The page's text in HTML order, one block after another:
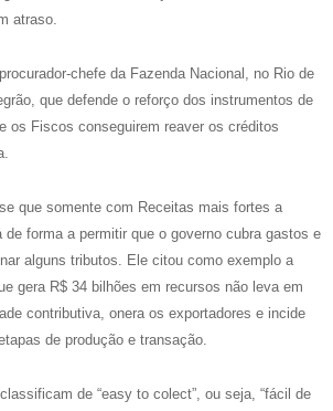
atraso.
chefe da Fazenda Nacional, no Rio de
que defende o reforço dos instrumentos de
os Fiscos conseguirem reaver os créditos
que somente com Receitas mais fortes a
de forma a permitir que o governo cubra gastos e
alguns tributos. Ele citou como exemplo a
gera R$ 34 bilhões em recursos não leva em
contributiva, onera os exportadores e incide
de produção e transação.
de “easy to colect”, ou seja, “fácil de